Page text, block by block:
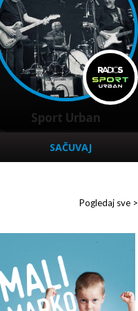
Sport Urban
SAČUVAJ
Pogledaj sve >